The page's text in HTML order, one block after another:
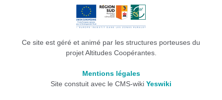
Ce site est géré et animé par les structures porteuses du
projet Altitudes Coopérantes.
Mentions légales
Site constuit avec le CMS-wiki Yeswiki